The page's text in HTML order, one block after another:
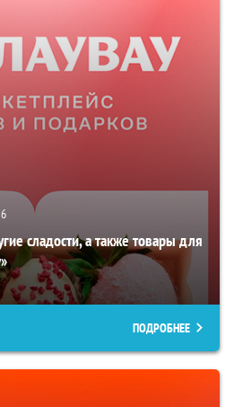
6
сладости, а также товары для
ПОДРОБНЕЕ